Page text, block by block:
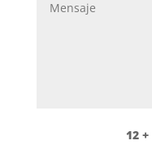
12 +